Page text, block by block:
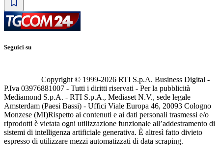
Seguici su
Copyright © 1999-2026 RTI S.p.A. Business Digital -
P.Iva 03976881007 - Tutti i diritti riservati - Per la pubblicità
Mediamond S.p.A. - RTI S.p.A., Mediaset N.V., sede legale
Amsterdam (Paesi Bassi) - Uffici Viale Europa 46, 20093 Cologno
Monzese (MI)Rispetto ai contenuti e ai dati personali trasmessi e/o
riprodotti è vietata ogni utilizzazione funzionale all’addestramento di
sistemi di intelligenza artificiale generativa. È altresì fatto divieto
espresso di utilizzare mezzi automatizzati di data scraping.